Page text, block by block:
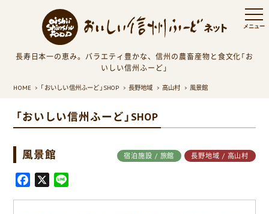
長寿日本一の恵み。バラエティ豊かな、信州の農畜産物と食文化「お
いしい信州ふーど」
HOME 「おいしい信州ふーど」SHOP 長野地域 高山村 風景館
「おいしい信州ふーど」SHOP
風景館 宿泊施設 / 旅館 長野地域 / 高山村
X